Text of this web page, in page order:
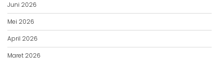
Juni 2026
Mei 2026
April 2026
Maret 2026